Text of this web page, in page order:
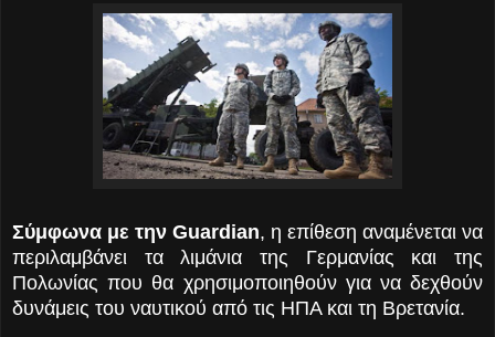
Σύμφωνα με την Guardian, η επίθεση αναμένεται να
περιλαμβάνει τα λιμάνια της Γερμανίας και της
Πολωνίας που θα χρησιμοποιηθούν για να δεχθούν
δυνάμεις του ναυτικού από τις ΗΠΑ και τη Βρετανία.